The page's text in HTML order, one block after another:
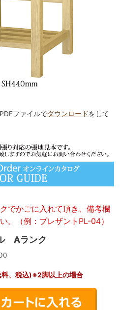
ファイルでダウンロードをして
でかごに入れて頂き、備考欄
。（例：プレザントPL-04）
Aランク
料、税込)※2脚以上の場合